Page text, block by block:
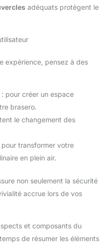
adéquats protègent le
expérience, pensez à des
: pour créer un espace
brasero.
le changement des
pour transformer votre
en plein air.
non seulement la sécurité
accrue lors de vos
et composants du
de résumer les éléments